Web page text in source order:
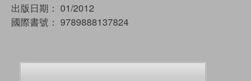
出版日期： 01/2012
國際書號： 9789888137824